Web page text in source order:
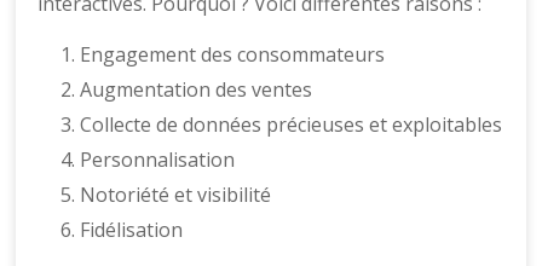
Engagement des consommateurs
Augmentation des ventes
Collecte de données précieuses et exploitables
Personnalisation
Notoriété et visibilité
Fidélisation